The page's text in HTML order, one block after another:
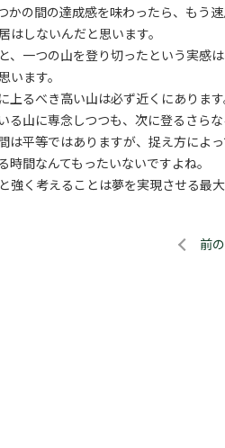
かの間の達成感を味わったら、もう
はしないんだと思います。
、一つの山を登り切ったという実感
います。
上るべき高い山は必ず近くにあります
る山に専念しつつも、次に登るさら
は平等ではありますが、捉え方によ
時間なんてもったいないですよね。
強く考えることは夢を実現させる最
前